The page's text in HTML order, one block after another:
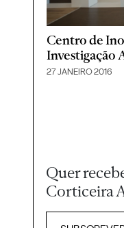
Centro de
Investigação
27 JANEIRO 2016
Quer
Corticeira